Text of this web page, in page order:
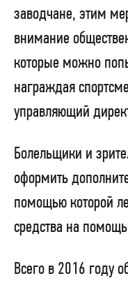
заводчане, этим
внимание
которые можно
награждая
управляющий
Болельщики и
оформить
помощью которой
средства на
Всего в 2016 году